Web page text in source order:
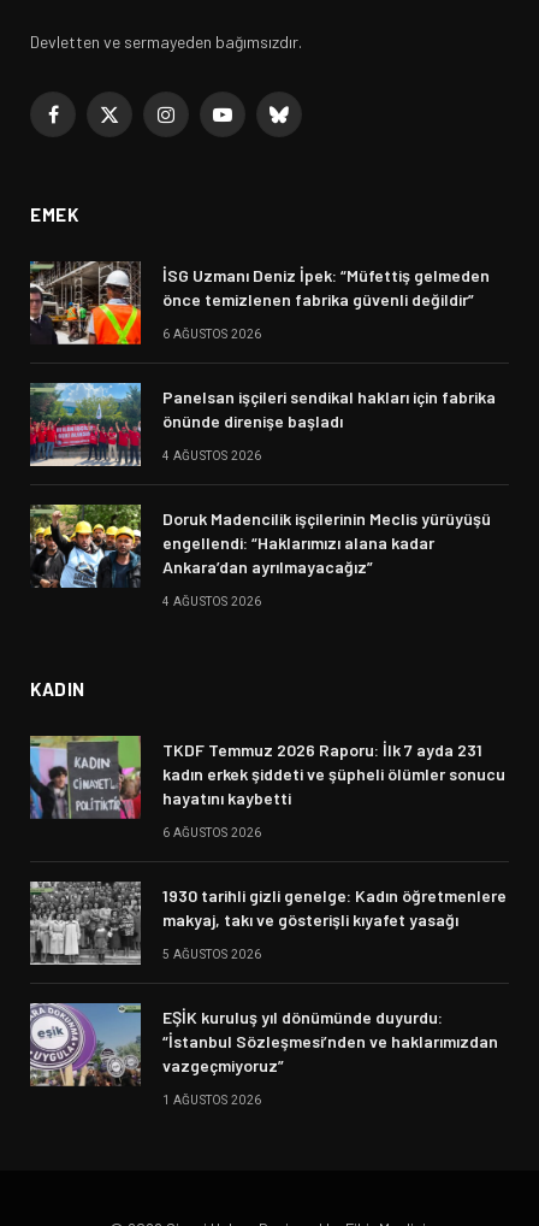
İstanbul Cumhuriyet Başsavcılığı tarafından yürütülen bir
soruşturma kapsamında bu sabah Ezilenlerin Sosyalist
Partisi (ESP), Sosyalist Gençlik Dernekleri Federasyonu
(SDGF), Sosyalist Kadınlar Meclisi (SKM) üyelerinin de
aralarında olduğu çok sayıda kişi ev baskınında gözaltına
Dosyada gizlilik kararı bulunurken, aynı soruşturma
kapsamında Bilim Eğitim Estetik Kültür Sanat Araştırmaları
Vakfı (BEKSAV) binasına da baskın düzenlendi. Vakıf
enstrümanlarına el konuldu.
(MA)
İLGILI İÇERIKLER